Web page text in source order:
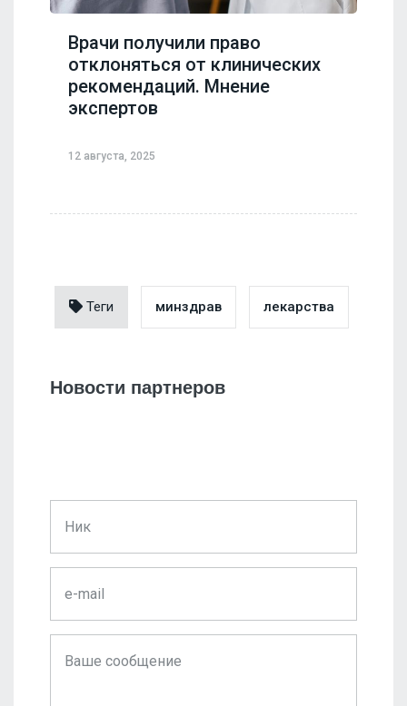
Врачи получили право
отклоняться от клинических
рекомендаций. Мнение
экспертов
12 августа, 2025
Теги минздрав лекарства
Новости партнеров